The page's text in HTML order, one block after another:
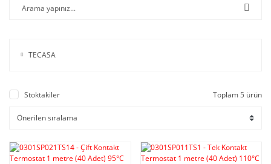
TECASA
Stoktakiler Toplam 5 ürün